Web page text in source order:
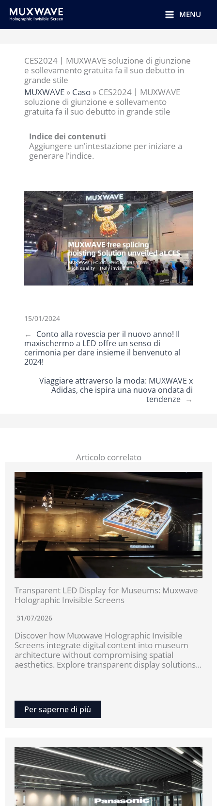
MENU
CES2024丨MUXWAVE soluzione di giunzione
e sollevamento gratuita fa il suo debutto in
grande stile
MUXWAVE » Caso » CES2024丨MUXWAVE
soluzione di giunzione e sollevamento
gratuita fa il suo debutto in grande stile
Indice dei contenuti
Aggiungere un'intestazione per iniziare a
generare l'indice.
15/01/2024
← Conto alla rovescia per il nuovo anno! Il
maxischermo a LED offre un senso di
cerimonia per dare insieme il benvenuto al
2024!
Viaggiare attraverso la moda: MUXWAVE x
Adidas, che ispira una nuova ondata di
tendenze →
Articolo correlato
Transparent LED Display for Museums: Muxwave
Holographic Invisible Screens
31/07/2026
Discover how Muxwave Holographic Invisible
Screens integrate digital content into museum
architecture without compromising spatial
aesthetics. Explore transparent display solutions...
Per saperne di più